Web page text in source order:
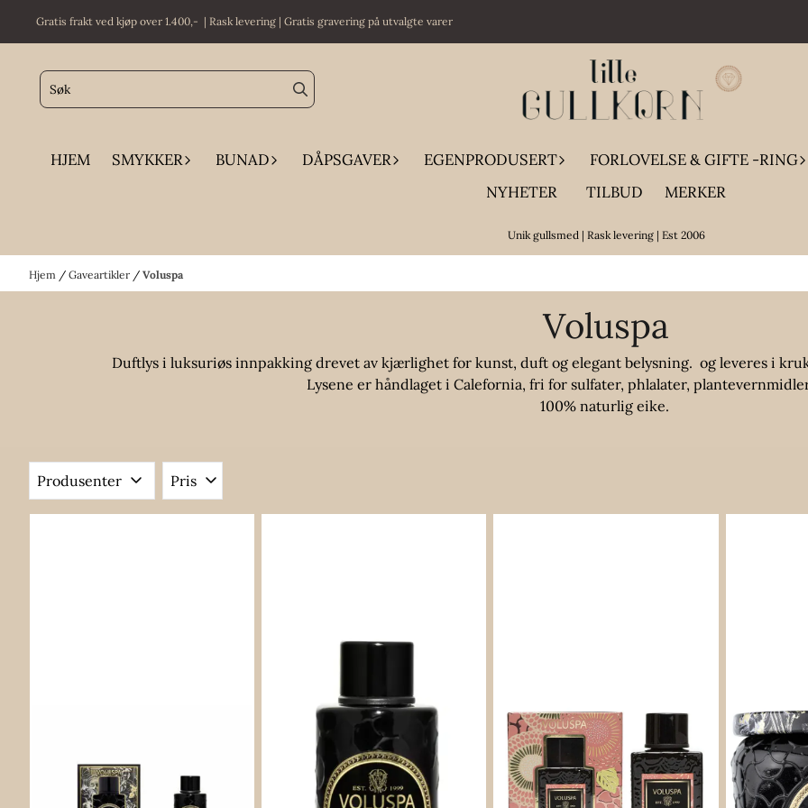
Hopp til innhold
Gratis frakt ved kjøp over 1.400,- | Rask levering | Gratis gravering på utvalgte varer
HJEM SMYKKER BUNAD DÅPSGAVER EGENPRODUSERT
FORLOVELSE & GIFTE -RING
NYHETER
TILBUD MERKER
Unik gullsmed | Rask levering | Est 2006
Hjem / Gaveartikler / Voluspa
Voluspa
Duftlys i luksuriøs innpakking drevet av kjærlighet for kunst, duft og elegant belysning. og leveres i
Lysene er håndlaget i Calefornia, fri for sulfater, phlalater,
100% naturlig eike.
Produsenter Pris